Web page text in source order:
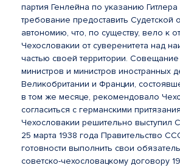
партия Генлейна по указанию
требование предоставить Судетской
автономию, что, по существу, вело к
Чехословакии от суверенитета над
частью своей территории.
министров и министров иностранных
Великобритании и Франции,
в том же месяце, рекомендовало
согласиться с германскими
Чехословакии решительно выступил
25 марта 1938 года Правительство
готовности выполнить свои
советско-чехословацкому договору